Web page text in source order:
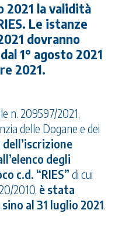
2021 la validità
Le istanze
dovranno
1° agosto 2021
2021.
n. 209597/2021,
delle Dogane e dei
degli
c.d. “RIES” di cui
2010, è stata
al 31 luglio 2021.